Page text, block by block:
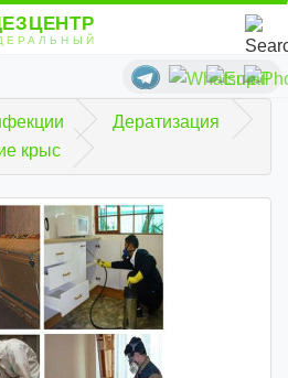
Дератизация
крыс